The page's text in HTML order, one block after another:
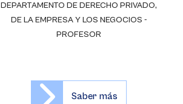
DEPARTAMENTO DE DERECHO PRIVADO,
DE LA EMPRESA Y LOS NEGOCIOS -
PROFESOR
Saber más